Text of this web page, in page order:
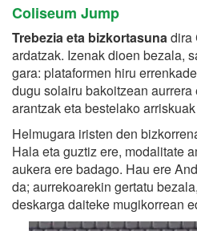
Coliseum Jump
Trebezia eta bizkortasunadira
ardatzak. Izenak dioen bezala,
gara: plataformen hiru
dugu solairu bakoitzean
arantzak eta bestelako
Helmugara iristen den
Hala eta guztiz ere, modalitate
aukera ere badago. Hau ere
da; aurrekoarekin gertatu bezala,
deskarga daiteke mugikorrean